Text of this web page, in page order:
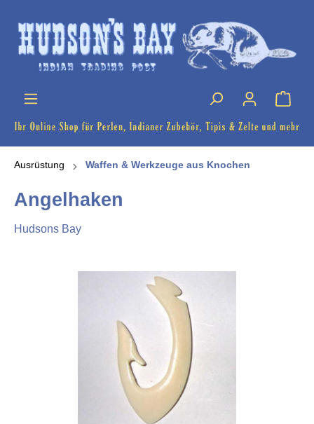
Ausrüstung Waffen & Werkzeuge aus Knochen
Angelhaken
Hudsons Bay